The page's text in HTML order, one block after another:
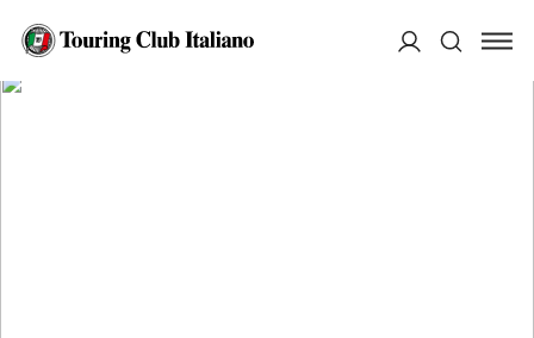
HOME
ALBERGUE SANTIAGO APOSTOL